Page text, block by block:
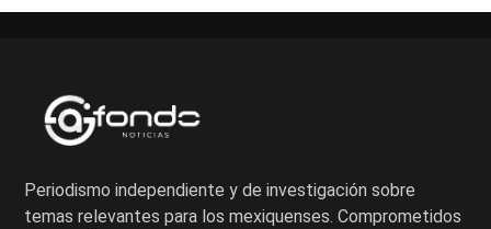
Periodismo independiente y de investigación sobre
temas relevantes para los mexiquenses. Comprometidos